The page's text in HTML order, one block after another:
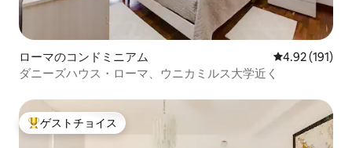
ローマのコンドミニアム レビュー191
4.92 (191)
ダニーズハウス・ローマ、ウニカミルス大学近く
大好評のゲストチョイスです。
ゲストチョイス